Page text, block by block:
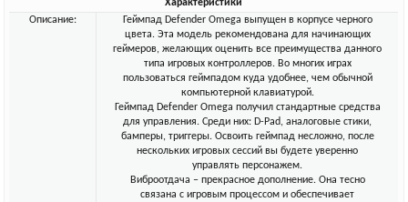
Характеристики
Описание:
Геймпад Defender Omega выпущен в корпусе черного
цвета. Эта модель рекомендована для начинающих
геймеров, желающих оценить все преимущества данного
типа игровых контроллеров. Во многих играх
пользоваться геймпадом куда удобнее, чем обычной
компьютерной клавиатурой.
Геймпад Defender Omega получил стандартные средства
для управления. Среди них: D-Pad, аналоговые стики,
бамперы, триггеры. Освоить геймпад несложно, после
нескольких игровых сессий вы будете уверенно
управлять персонажем.
Виброотдача – прекрасное дополнение. Она тесно
связана с игровым процессом и обеспечивает